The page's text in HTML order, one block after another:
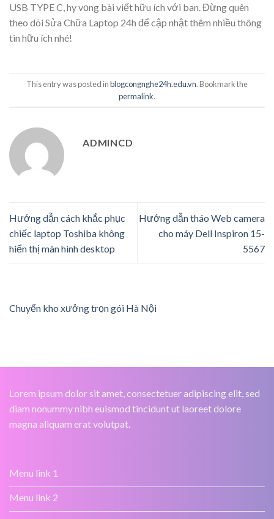
USB TYPE C, hy vọng bài viết hữu ích với ban. Đừng quên
theo dõi Sửa Chữa Laptop 24h để cập nhật thêm nhiều thông
tin hữu ích nhé!
This entry was posted inblogcongnghe24h.edu.vn. Bookmark the
permalink.
ADMINCD
Hướng dẫn cách khắc phục
chiếc laptop Toshiba không
hiển thị màn hình desktop
Hướng dẫn tháo Web camera
cho máy Dell Inspiron 15-
5567
Chuyển kho xưởng trọn gói Hà Nội
Lorem ipsum dolor sit amet, consectetuer adipiscing elit, sed
diam nonummy nibh euismod tincidunt ut laoreet dolore
magna aliquam erat volutpat.
Menu link 1
Menu link 2